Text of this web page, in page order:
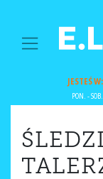
MAIN
JESTEŚ W:
PON. -